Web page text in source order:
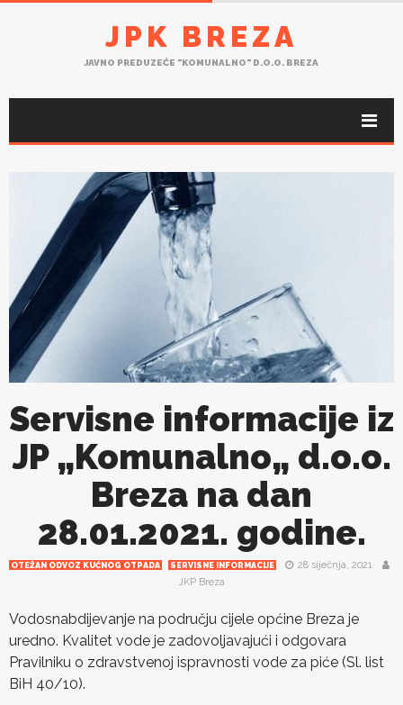
JPK BREZA
JAVNO PREDUZEĆE "KOMUNALNO" D.O.O. BREZA
Servisne informacije iz
JP „Komunalno„ d.o.o.
Breza na dan
28.01.2021. godine.
OTEŽAN ODVOZ KUĆNOG OTPADA SERVISNE INFORMACIJE
28 siječnja, 2021
JKP Breza
Vodosnabdijevanje na području cijele općine Breza je
uredno. Kvalitet vode je zadovoljavajući i odgovara
Pravilniku o zdravstvenoj ispravnosti vode za piće (Sl. list
BiH 40/10).